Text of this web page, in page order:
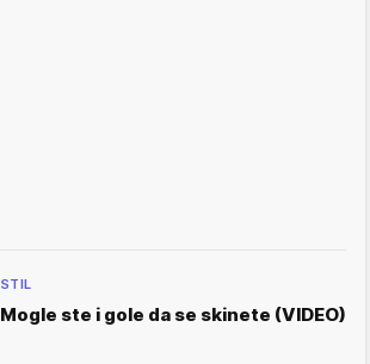
STIL
Mogle ste i gole da se skinete (VIDEO)